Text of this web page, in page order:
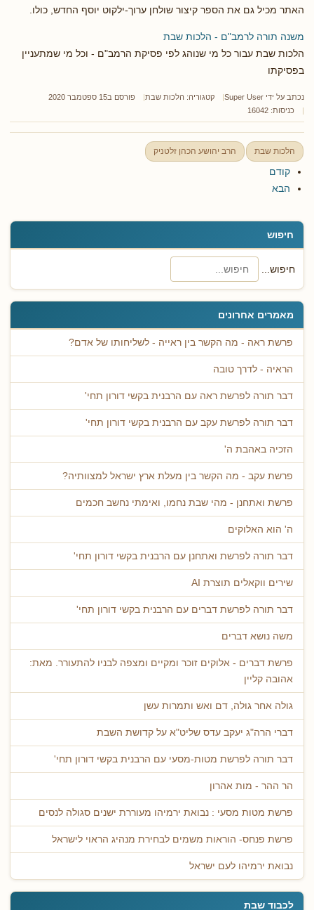
חיפוש
חיפוש...
מאמרים אחרונים
פרשת ראה - מה הקשר בין ראייה - לשליחותו של אדם?
הראיה - לדרך טובה
דבר תורה לפרשת ראה עם הרבנית בקשי דורון תחי'
דבר תורה לפרשת עקב עם הרבנית בקשי דורון תחי'
הזכיה באהבת ה'
פרשת עקב - מה הקשר בין מעלת ארץ ישראל למצוותיה?
פרשת ואתחנן - מהי שבת נחמו, ואימתי נחשב חכמים
ה' הוא האלוקים
דבר תורה לפרשת ואתחנן עם הרבנית בקשי דורון תחי'
שירים ווקאלים תוצרת AI
דבר תורה לפרשת דברים עם הרבנית בקשי דורון תחי'
משה נושא דברים
פרשת דברים - אלוקים זוכר ומקיים ומצפה לבניו להתעורר. מאת:
אהובה קליין
גולה אחר גולה, דם ואש ותמרות עשן
דברי הרה"ג יעקב עדס שליט"א על קדושת השבת
דבר תורה לפרשת מטות-מסעי עם הרבנית בקשי דורון תחי'
הר ההר - מות אהרון
פרשת מטות מסעי : נבואת ירמיהו מעוררת ישנים סגולה לנסים
פרשת פנחס- הוראות משמים לבחירת מנהיג הראוי לישראל
נבואת ירמיהו לעם ישראל
לכבוד שבת
האתר מכיל גם את הספר קיצור שולחן ערוך-ילקוט יוסף החדש, כולו.
משנה תורה לרמב"ם - הלכות שבת
הלכות שבת עבור כל מי שנוהג לפי פסיקת הרמב"ם - וכל מי שמתעניין
בפסיקתו
נכתב על ידי Super User קטגוריה: הלכות שבת
פורסם ב15 ספטמבר 2020
כניסות: 16042
הלכות שבת הרב יהושע הכהן זלטניק
קודם
הבא